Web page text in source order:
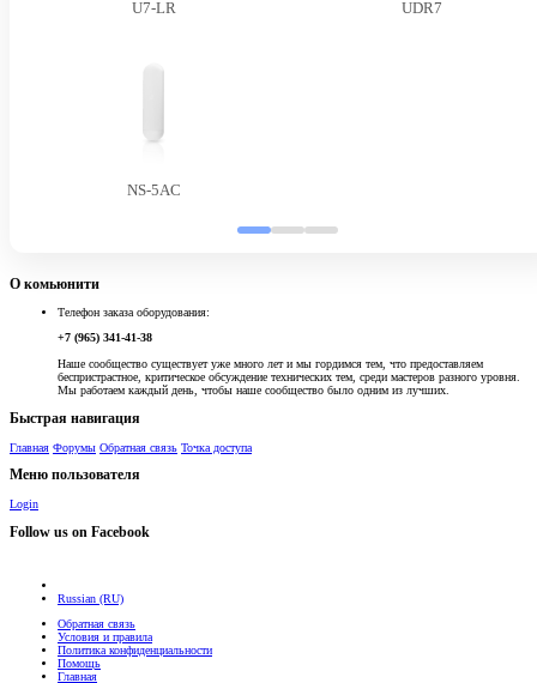
U7-LR UDR7
NS-5AC
О комьюнити
Телефон заказа оборудования:
+7 (965) 341-41-38
Наше сообщество существует уже много лет и мы гордимся тем, что предоставляем
беспристрастное, критическое обсуждение технических тем, среди мастеров разного уровня.
Мы работаем каждый день, чтобы наше сообщество было одним из лучших.
Быстрая навигация
Главная Форумы Обратная связь Точка доступа
Меню пользователя
Login
Follow us on Facebook
Russian (RU)
Обратная связь
Условия и правила
Политика конфиденциальности
Помощь
Главная